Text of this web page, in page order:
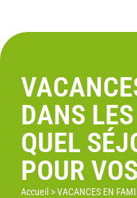
DANS
QUEL
POUR
Accueil >VACANCES EN